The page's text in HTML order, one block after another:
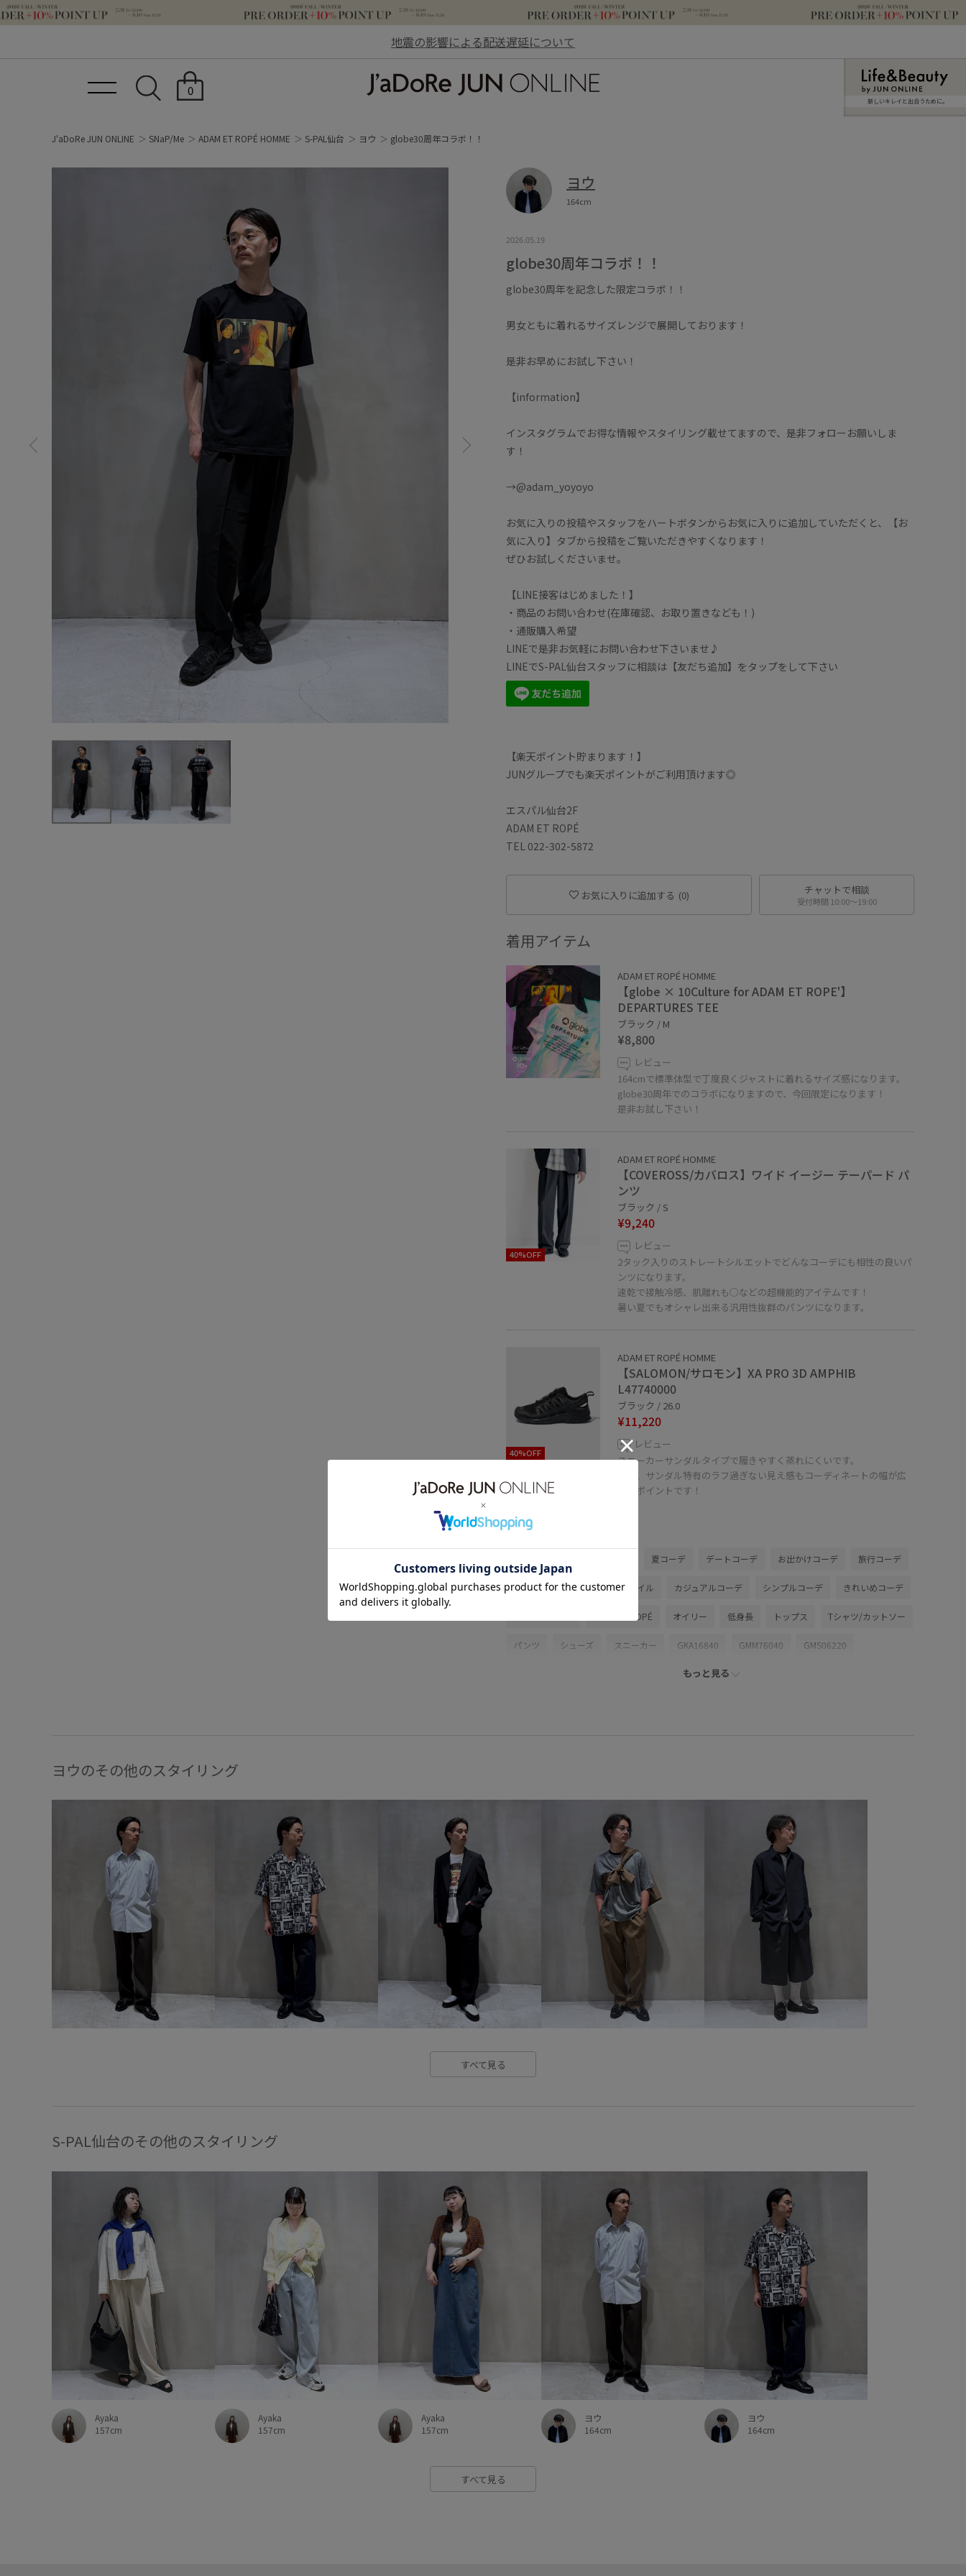
地震の影響による配送遅延について
0
新しいキレイと出合うために。
J'aDoRe JUN ONLINE SNaP/Me ADAM ET ROPÉ HOMME S-PAL仙台 ヨウ globe30周年コラボ！！
ヨウ
164cm
2026.05.19
globe30周年コラボ！！
globe30周年を記念した限定コラボ！！
男女ともに着れるサイズレンジで展開しております！
是非お早めにお試し下さい！
【information】
インスタグラムでお得な情報やスタイリング載せてますので、是非フォローお願いしま
す！
→@adam_yoyoyo
お気に入りの投稿やスタッフをハートボタンからお気に入りに追加していただくと、【お
気に入り】タブから投稿をご覧いただきやすくなります！
ぜひお試しくださいませ。
【LINE接客はじめました！】
・商品のお問い合わせ(在庫確認、お取り置きなども！)
・通販購入希望
LINEで是非お気軽にお問い合わせ下さいませ♪
LINEでS-PAL仙台スタッフに相談は【友だち追加】をタップをして下さい
【楽天ポイント貯まります！】
JUNグループでも楽天ポイントがご利用頂けます◎
エスパル仙台2F
ADAM ET ROPÉ
TEL 022-302-5872
お気に入りに追加する (0) チャットで相談
受付時間 10:00〜19:00
着用アイテム
ADAM ET ROPÉ HOMME
【globe × 10Culture for ADAM ET ROPE'】
DEPARTURES TEE
ブラック / M
¥8,800
レビュー
164cmで標準体型で丁度良くジャストに着れるサイズ感になります。
globe30周年でのコラボになりますので、今回限定になります！
是非お試し下さい！
40%OFF
ADAM ET ROPÉ HOMME
【COVEROSS/カバロス】ワイド イージー テーパード パ
ンツ
ブラック / S
¥9,240
レビュー
2タック入りのストレートシルエットでどんなコーデにも相性の良いパ
ンツになります。
速乾で接触冷感、肌離れも○などの超機能的アイテムです！
暑い夏でもオシャレ出来る汎用性抜群のパンツになります。
40%OFF
ADAM ET ROPÉ HOMME
【SALOMON/サロモン】XA PRO 3D AMPHIB
L47740000
ブラック / 26.0
¥11,220
レビュー
スニーカーサンダルタイプで履きやすく蒸れにくいです。
また、サンダル特有のラフ過ぎない見え感もコーディネートの幅が広
がるポイントです！
関連タグ
夏コーデ デートコーデ お出かけコーデ 旅行コーデ
大人カジュアル パンツスタイル カジュアルコーデ シンプルコーデ きれいめコーデ
ADAM ET ROPÉ オイリー 低身長 トップス Tシャツ/カットソー
パンツ シューズ スニーカー GKA16840 GMM76040 GMS06220
session_with_akiyoshi_nakao_setup
もっと見る
ヨウのその他のスタイリング
すべて見る
S-PAL仙台のその他のスタイリング
Ayaka
157cm
Ayaka
157cm
Ayaka
157cm
ヨウ
164cm
ヨウ
164cm
すべて見る